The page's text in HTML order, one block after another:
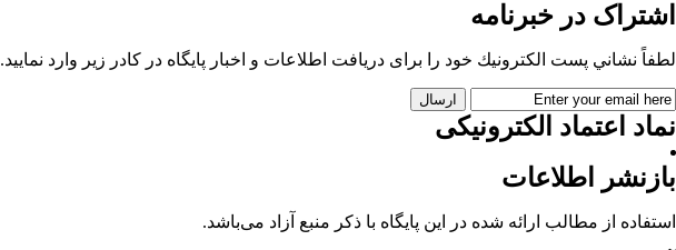
اشتراک در خبرنامه
لطفاً نشاني پست الكترونيك خود را برای دريافت اطلاعات و اخبار پايگاه در كادر زير وارد نمایید.
نماد اعتماد الکترونیکی
بازنشر اطلاعات
استفاده از مطالب ارائه شده در این پایگاه با ذکر منبع آزاد می‌باشد.